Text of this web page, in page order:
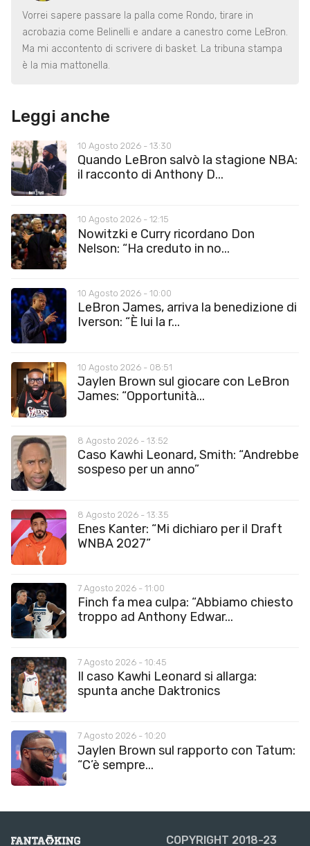
Vorrei sapere passare la palla come Rondo, tirare in
acrobazia come Belinelli e andare a canestro come LeBron.
Ma mi accontento di scrivere di basket. La tribuna stampa
è la mia mattonella.
Leggi anche
10 Agosto 2026 - 13:30
Quando LeBron salvò la stagione NBA:
il racconto di Anthony D...
10 Agosto 2026 - 12:15
Nowitzki e Curry ricordano Don
Nelson: “Ha creduto in no...
10 Agosto 2026 - 10:00
LeBron James, arriva la benedizione di
Iverson: “È lui la r...
10 Agosto 2026 - 08:51
Jaylen Brown sul giocare con LeBron
James: “Opportunità...
8 Agosto 2026 - 13:52
Caso Kawhi Leonard, Smith: “Andrebbe
sospeso per un anno”
8 Agosto 2026 - 13:35
Enes Kanter: “Mi dichiaro per il Draft
WNBA 2027”
7 Agosto 2026 - 11:00
Finch fa mea culpa: “Abbiamo chiesto
troppo ad Anthony Edwar...
7 Agosto 2026 - 10:45
Il caso Kawhi Leonard si allarga:
spunta anche Daktronics
7 Agosto 2026 - 10:20
Jaylen Brown sul rapporto con Tatum:
“C’è sempre...
COPYRIGHT 2018-23